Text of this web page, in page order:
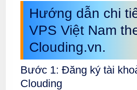
Hướng dẫn chi
VPS Việt Nam
Clouding.vn.
Bước 1: Đăng ký tài
Clouding